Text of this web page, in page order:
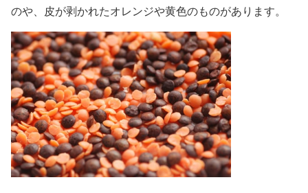
のや、皮が剥かれたオレンジや黄色のものがあります。